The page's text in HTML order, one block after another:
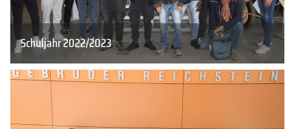
Schuljahr 2022/2023